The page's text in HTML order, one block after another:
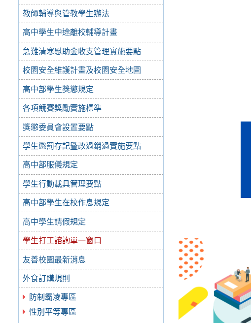
教師輔導與管教學生辦法
高中學生中途離校輔導計畫
急難清寒慰助金收支管理實施要點
校園安全維護計畫及校園安全地圖
高中部學生獎懲規定
各項競賽獎勵實施標準
獎懲委員會設置要點
學生懲罰存記暨改過銷過實施要點
高中部服儀規定
學生行動載具管理要點
高中部學生在校作息規定
高中學生請假規定
學生打工諮詢單一窗口
友善校園最新消息
外食訂購規則
防制霸凌專區
性別平等專區